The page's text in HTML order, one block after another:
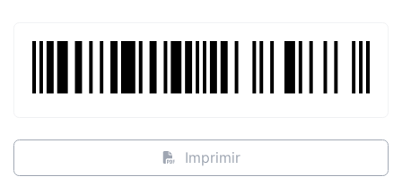
Imprimir